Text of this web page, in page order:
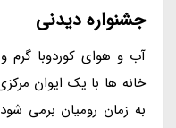
جشنواره دیدنی
آب و هوای کوردوبا گرم
خانه ها با یک ایوان
به زمان رومیان برمی